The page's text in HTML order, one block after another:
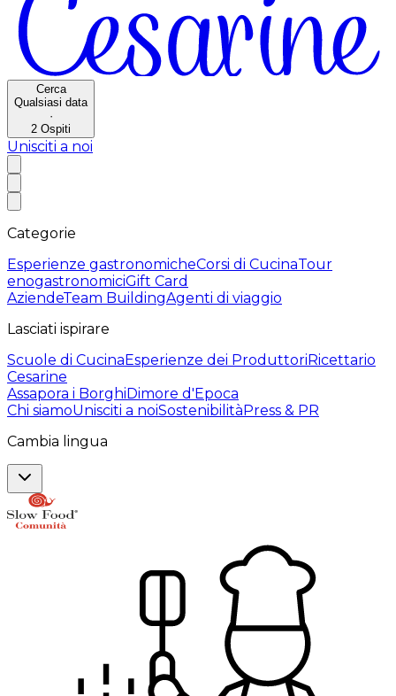
Cerca
Qualsiasi data
·
2 Ospiti
Unisciti a noi
Categorie
Esperienze gastronomicheCorsi di CucinaTour
enogastronomiciGift Card
AziendeTeam BuildingAgenti di viaggio
Lasciati ispirare
Scuole di CucinaEsperienze dei ProduttoriRicettario
Cesarine
Assapora i BorghiDimore d'Epoca
Chi siamoUnisciti a noiSostenibilitàPress & PR
Cambia lingua